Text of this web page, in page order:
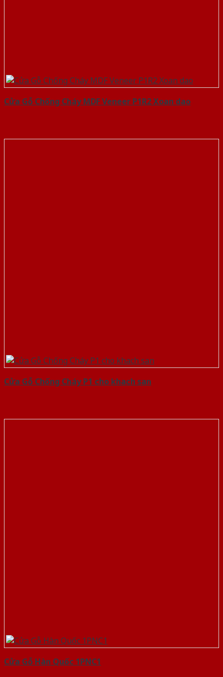
Cửa Gỗ Chống Cháy MDF Veneer P1R2 Xoan dao
Cửa Gỗ Chống Cháy P1 cho khach san
Cửa Gỗ Hàn Quốc 1PNC1